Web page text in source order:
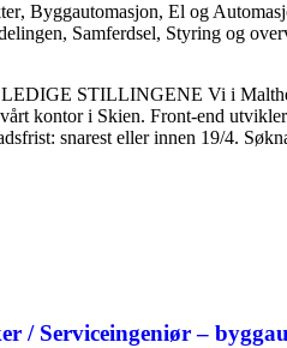
,Byggautomasjon,El og
, Samferdsel, Styring og
STILLINGENE Vi i Malthe
kontor i Skien. Front-end
snarest eller innen 19/4.
/ Serviceingeniør –